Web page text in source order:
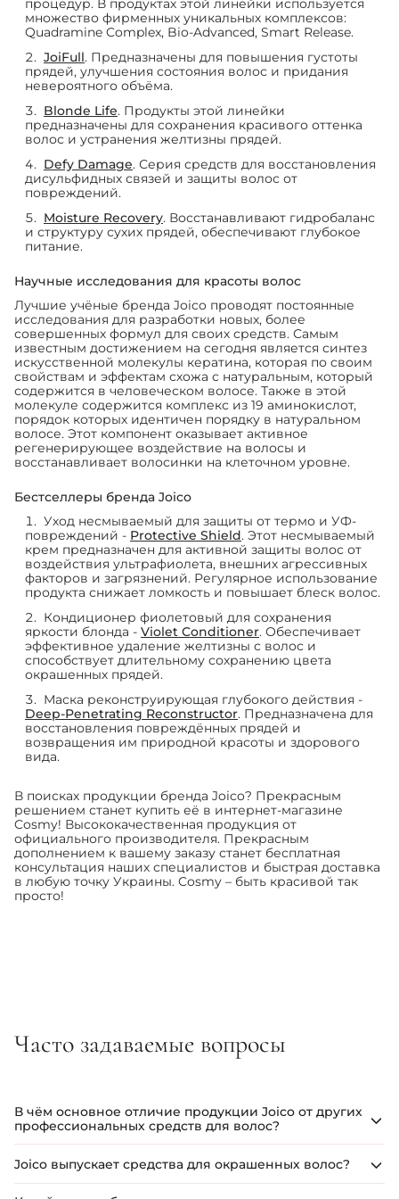
процедур. В продуктах этой линейки используется
множество фирменных уникальных комплексов:
Quadramine Complex, Bio-Advanced, Smart Release.
JoiFull. Предназначены для повышения густоты
прядей, улучшения состояния волос и придания
невероятного объёма.
Blonde Life. Продукты этой линейки
предназначены для сохранения красивого оттенка
волос и устранения желтизны прядей.
Defy Damage. Серия средств для восстановления
дисульфидных связей и защиты волос от
повреждений.
Moisture Recovery. Восстанавливают гидробаланс
и структуру сухих прядей, обеспечивают глубокое
питание.
Научные исследования для красоты волос
Лучшие учёные бренда Joico проводят постоянные
исследования для разработки новых, более
совершенных формул для своих средств. Самым
известным достижением на сегодня является синтез
искусственной молекулы кератина, которая по своим
свойствам и эффектам схожа с натуральным, который
содержится в человеческом волосе. Также в этой
молекуле содержится комплекс из 19 аминокислот,
порядок которых идентичен порядку в натуральном
волосе. Этот компонент оказывает активное
регенерирующее воздействие на волосы и
восстанавливает волосинки на клеточном уровне.
Бестселлеры бренда Joico
Уход несмываемый для защиты от термо и УФ-
повреждений - Protective Shield. Этот несмываемый
крем предназначен для активной защиты волос от
воздействия ультрафиолета, внешних агрессивных
факторов и загрязнений. Регулярное использование
продукта снижает ломкость и повышает блеск волос.
Кондиционер фиолетовый для сохранения
яркости блонда - Violet Conditioner. Обеспечивает
эффективное удаление желтизны с волос и
способствует длительному сохранению цвета
окрашенных прядей.
Маска реконструирующая глубокого действия -
Deep-Penetrating Reconstructor. Предназначена для
восстановления повреждённых прядей и
возвращения им природной красоты и здорового
вида.
В поисках продукции бренда Joico? Прекрасным
решением станет купить её в интернет-магазине
Cosmy! Высококачественная продукция от
официального производителя. Прекрасным
дополнением к вашему заказу станет бесплатная
консультация наших специалистов и быстрая доставка
в любую точку Украины. Cosmy – быть красивой так
просто!
Часто задаваемые вопросы
В чём основное отличие продукции Joico от других
профессиональных средств для волос?
структуры волос, в том числе комплекс SmartRelease,
доставляющий кератин, аргановое масло и биотин внутрь
волосяного стержня. Это обеспечивает не просто косметический
Joico выпускает средства для окрашенных волос?